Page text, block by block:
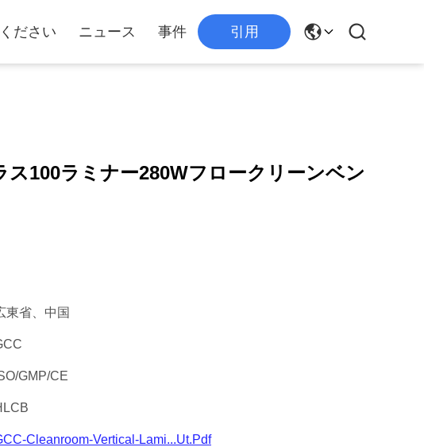
ださい ニュース 事件 引用
ス100ラミナー280Wフロークリーンベン
東省、中国
GMP/CE
Cleanroom-Vertical-Lami...ut.pdf